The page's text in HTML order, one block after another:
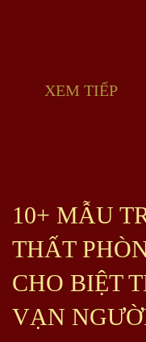
XEM TIẾP
10+ MẪU
THẤT
CHO BIỆT
VẠN